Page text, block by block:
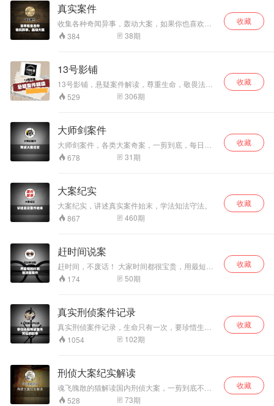
真实案件
收集各种奇闻异事，轰动大案，如果你也喜欢就
交个朋友吧！
384 38期
收藏
13号影铺
13号影铺，悬疑案件解读，尊重生命，敬畏法
律。529 306期
收藏
大师剑案件
大师剑案件，各类大案奇案，一剪到底，每日更
新。尊重生命，敬畏法律。
678 31期
收藏
大案纪实
大案纪实，讲述真实案件始末，学法知法守法。
867
460期
收藏
赶时间说案
赶时间，不废话！ 大家时间都很宝贵，用最短的
时间说清楚案件！
174 50期
收藏
真实刑侦案件记录
真实刑侦案件记录，生命只有一次，要珍惜生
命,，随时随地提高安全意识。
1054 102期
收藏
刑侦大案纪实解读
魂飞魄散的猫解读国内刑侦大案，一剪到底不啰
嗦，让你身临现场。
528 73期
收藏